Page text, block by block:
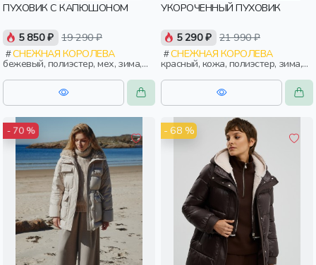
ПУХОВИК С КАПЮШОНОМ
5 850 ₽ 19 290 ₽
СНЕЖНАЯ КОРОЛЕВА
бежевый, полиэстер, мех, зима,
осень, россия, женщины,
взрослые
УКОРОЧЕННЫЙ ПУХОВИК
5 290 ₽ 21 990 ₽
СНЕЖНАЯ КОРОЛЕВА
красный, кожа, полиэстер, зима,
осень, россия, прямые,
укороченные, застежка,
утепленные, кнопки, клапан,
свободные, карман, воротник,
- 70 % - 68 %